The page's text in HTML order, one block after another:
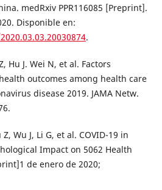
medRxiv PPR116085 [Preprint].
Disponible en:
.
Hu J. Wei N, et al. Factors
outcomes among health care
disease 2019. JAMA Netw.
Wu J, Li G, et al. COVID-19 in
Impact on 5062 Health
de enero de 2020;